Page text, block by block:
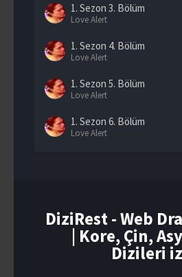
1. Sezon 3. Bölüm
Love Alert
1. Sezon 4. Bölüm
Love Alert
1. Sezon 5. Bölüm
Love Alert
1. Sezon 6. Bölüm
Love Alert
1. Sezon9. Bölüm
Love Alert
DiziRest - Web
| Kore, Çin,
Dizileri